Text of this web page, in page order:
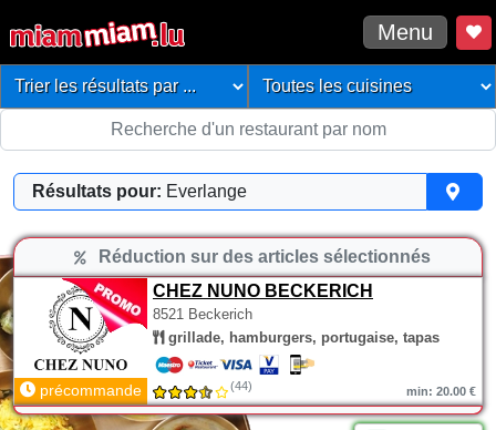
Menu
Résultats pour: Everlange
Réduction sur des articles sélectionnés
CHEZ NUNO BECKERICH
8521 Beckerich
grillade, hamburgers, portugaise, tapas
précommande (44) min: 20.00 €